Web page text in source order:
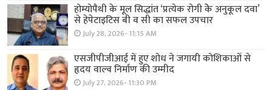
होम्योपैथी के मूल सिद्धांत ‘प्रत्येक रोगी केे अनुकूल दवा’
से हेपेटाइटिस बी व सी का सफल उपचार
July 28, 2026- 11:15 AM
एसजीपीजीआई में हुए शोध ने जगायी कोशिकाओं से
हृदय वाल्व निर्माण की उम्मीद
July 27, 2026- 11:30 PM